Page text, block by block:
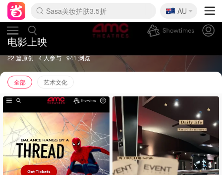
lululemon折扣上新
Sasa美妆护肤3.5折
SSENSE年中2.5折
FreshBeauty好价汇总
Cettire降价+叠9折
WWS Coles超市实拍
viagogo二手票捡漏
The Outnet奢牌1折起
David Jones 3折起
Flannels大牌1折
Perfumes Club护肤1折
AMIRO面罩$251
Amazon折扣汇总
eToro入金$200送$50
Amazon数码好物
ICONIC本周7.5折
ThedoubleF高奢地板价
Moose Knuckles 6折
EUFY摄像头$98
Selenichast首饰2折
Trip机票酒店促销
YSL送5件彩妆礼
Amazon家居好物
Amazon美妆护肤
过敏原检测盒$33
伊索独家赠50ml沐浴露
科颜氏高保湿面霜$29
SEALIFE海洋馆门票6折
丝塔芙大白罐$16
订阅Newsletter送香薰
Cult Beauty 6.8折
Harrods圣诞日历$525
LN-CC奢牌私促3折
d'Alba空姐喷雾$16
EVE LOM套装£56
Bernardelli独家4折
Adore Beauty 6折起
Mytheresa奢品2.7折
Luxury Escapes 9折
Currentbody美容仪$881
MOON Garden Live
Roborock扫地机$649
Tingo Life水杯$24
Valentino官网5折
CR洗护套装$23
修丽可4件套$159
Myer彩妆2件7折
GANNI官网4.5折
Stylevana韩妆4折
Tessabit高奢8.5折
OGX洗发水$11
Amazon阿德莱德次日达
卡诗8.5折+赠礼
Philips Hue灯具8折
🇦🇺
AU
电影上映
22 篇原创 4 人参与 941 浏览
全部 艺术文化